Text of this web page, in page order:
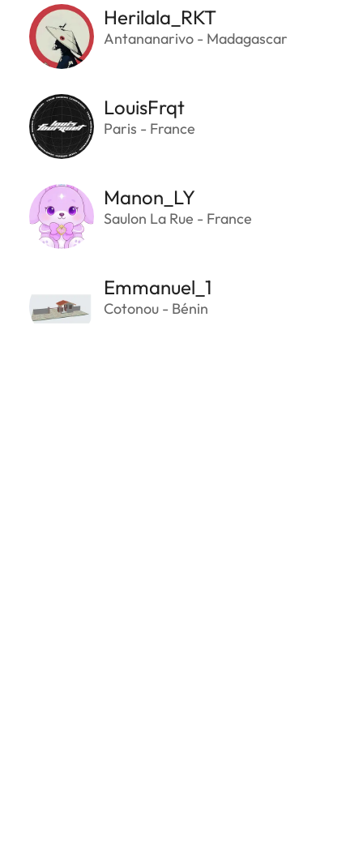
Herilala_RKT
Antananarivo - Madagascar
LouisFrqt
Paris - France
Manon_LY
Saulon La Rue - France
Emmanuel_1
Cotonou - Bénin